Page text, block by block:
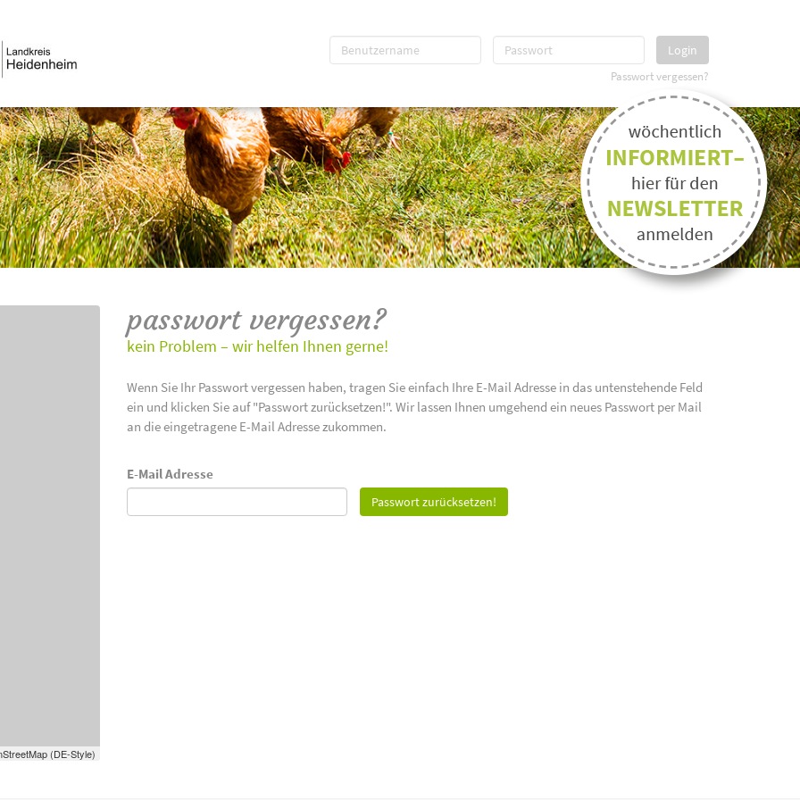
Login
Passwort vergessen?
(DE-Style)
passwort vergessen?
kein Problem – wir helfen Ihnen gerne!
Wenn Sie Ihr Passwort vergessen haben, tragen Sie einfach Ihre E-Mail Adresse in das untenstehende Feld
ein und klicken Sie auf "Passwort zurücksetzen!". Wir lassen Ihnen umgehend ein neues Passwort per Mail
an die eingetragene E-Mail Adresse zukommen.
E-Mail Adresse
Passwort zurücksetzen!